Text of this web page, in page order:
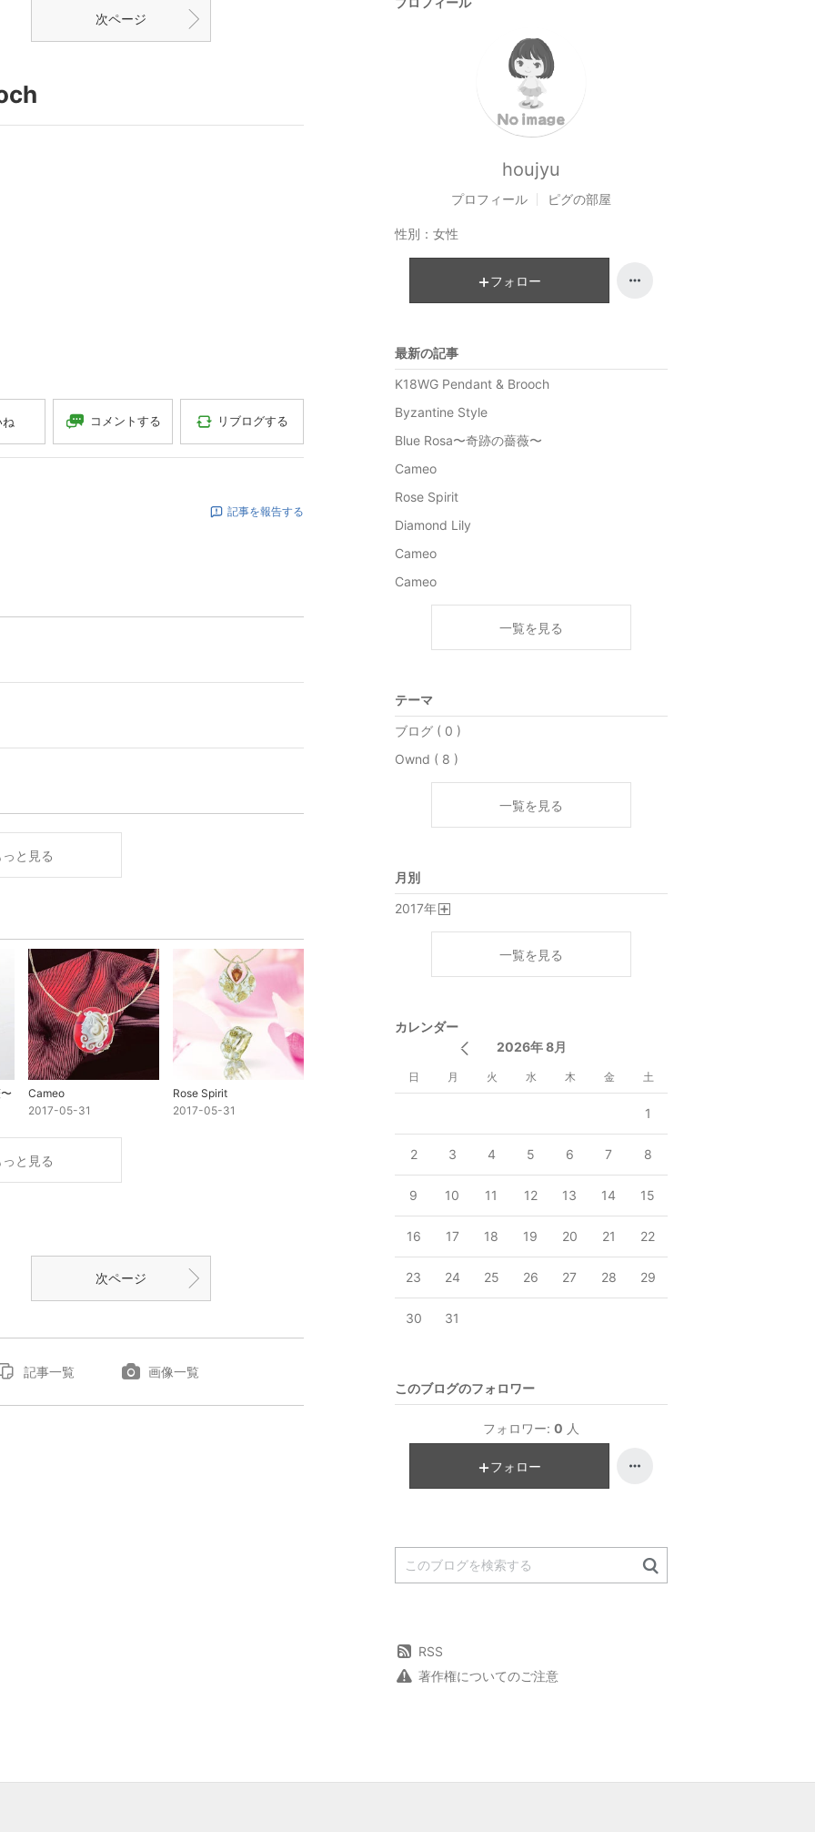
次ページ
ね コメントする リブログする
記事を報告する
っと見る
Cameo
2017-05-31
Rose Spirit
2017-05-31
っと見る
次ページ
記事一覧 画像一覧
houjyu
プロフィール ピグの部屋
性別： 女性
フォロー
最新の記事
K18WG Pendant & Brooch
Byzantine Style
Blue Rosa〜奇跡の薔薇〜
Cameo
Rose Spirit
Diamond Lily
Cameo
Cameo
一覧を見る
テーマ
ブログ ( 0 )
Ownd ( 8 )
一覧を見る
月別
2017年
一覧を見る
カレンダー
2026年 8月
日 月 火 水 木 金 土
1
2 3 4 5 6 7 8
9 10 11 12 13 14 15
16 17 18 19 20 21 22
23 24 25 26 27 28 29
30 31
このブログのフォロワー
フォロワー: 0 人
フォロー
RSS
著作権についてのご注意